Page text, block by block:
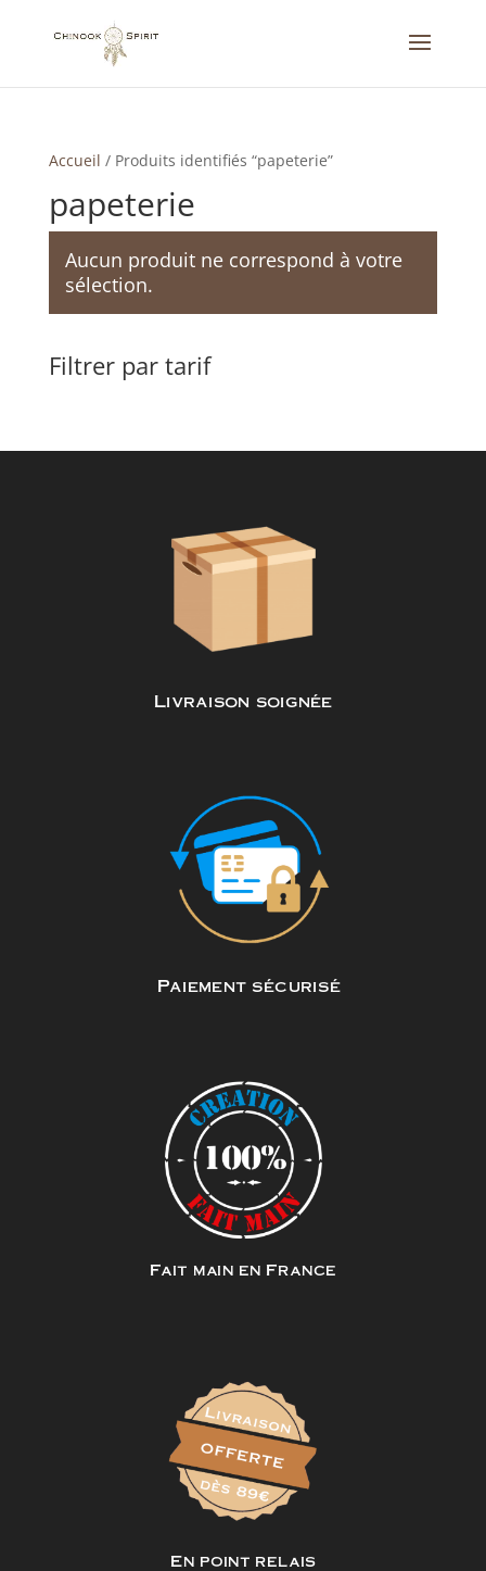
Accueil / Produits identifiés “papeterie”
papeterie
Aucun produit ne correspond à votre
sélection.
Filtrer par tarif
Livraison soignée
Paiement sécurisé
Fait main en France
En point relais